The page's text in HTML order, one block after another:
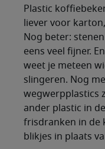
Plastic
liever voor
Nog beter:
eens veel fijner.
weet je meteen
slingeren. Nog
wegwerpplastics
ander plastic in
frisdranken in de
blikjes in plaats